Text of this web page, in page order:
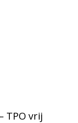
TPO vrij